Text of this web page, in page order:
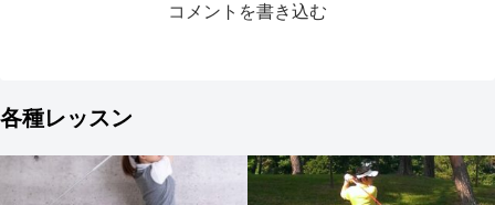
コメントを書き込む
各種レッスン